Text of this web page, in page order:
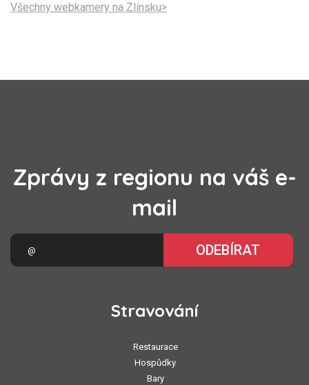
Všechny webkamery na Zlínsku>
Zprávy z regionu na váš e-
mail
ODEBÍRAT
Stravování
Restaurace
Hospůdky
Bary